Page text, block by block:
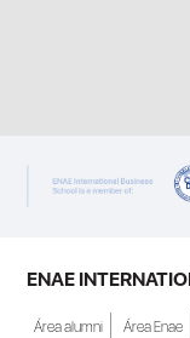
ENAE
Área alumni Área Enae